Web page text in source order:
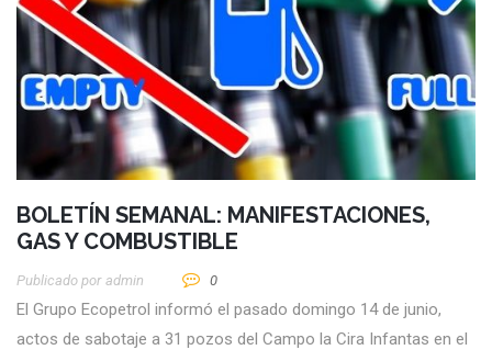
BOLETÍN SEMANAL: MANIFESTACIONES,
GAS Y COMBUSTIBLE
Publicado por Admin 0
El Grupo Ecopetrol informó el pasado domingo 14 de junio,
actos de sabotaje a 31 pozos del Campo la Cira Infantas en el